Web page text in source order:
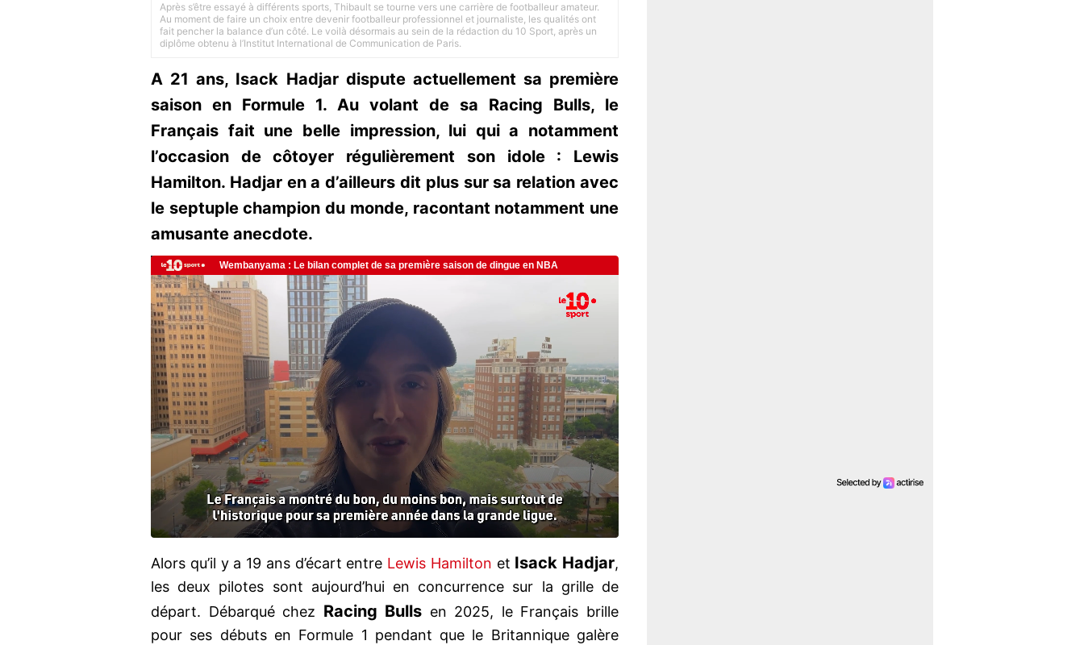
Après s’être essayé à différents sports, Thibault se tourne vers une carrière de footballeur amateur.
Au moment de faire un choix entre devenir footballeur professionnel et journaliste, les qualités ont
fait pencher la balance d’un côté. Le voilà désormais au sein de la rédaction du 10 Sport, après un
diplôme obtenu à l’Institut International de Communication de Paris.
A 21 ans, Isack Hadjar dispute actuellement sa première
saison en Formule 1. Au volant de sa Racing Bulls, le
Français fait une belle impression, lui qui a notamment
l’occasion de côtoyer régulièrement son idole : Lewis
Hamilton. Hadjar en a d’ailleurs dit plus sur sa relation avec
le septuple champion du monde, racontant notamment une
amusante anecdote.
Alors qu’il y a 19 ans d’écart entre Lewis Hamilton et Isack Hadjar,
les deux pilotes sont aujourd’hui en concurrence sur la grille de
départ. Débarqué chez Racing Bulls en 2025, le Français brille
pour ses débuts en Formule 1 pendant que le Britannique galère